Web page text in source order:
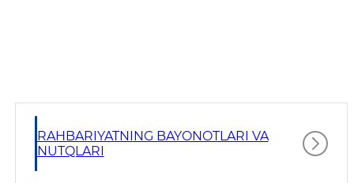
RAHBARIYATNING BAYONOTLARI VA
NUTQLARI